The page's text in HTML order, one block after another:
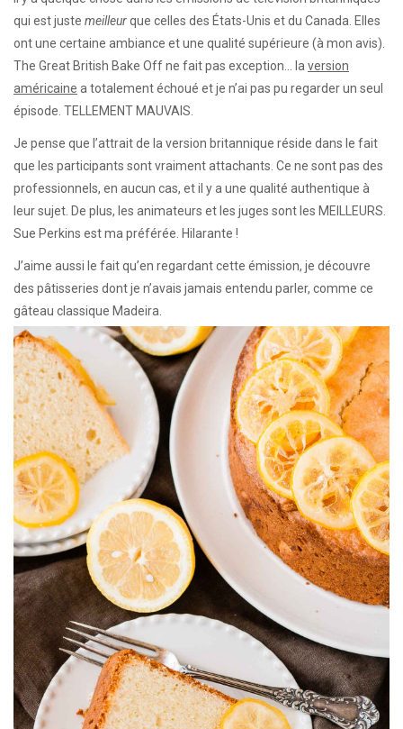
qui est juste meilleurque celles des États-Unis et du Canada. Elles
ont une certaine ambiance et une qualité supérieure (à mon avis).
The Great British Bake Off ne fait pas exception… la version
américaine a totalement échoué et je n’ai pas pu regarder un seul
épisode. TELLEMENT MAUVAIS.
Je pense que l’attrait de la version britannique réside dans le fait
que les participants sont vraiment attachants. Ce ne sont pas des
professionnels, en aucun cas, et il y a une qualité authentique à
leur sujet. De plus, les animateurs et les juges sont les MEILLEURS.
Sue Perkins est ma préférée. Hilarante !
J’aime aussi le fait qu’en regardant cette émission, je découvre
des pâtisseries dont je n’avais jamais entendu parler, comme ce
gâteau classique Madeira.